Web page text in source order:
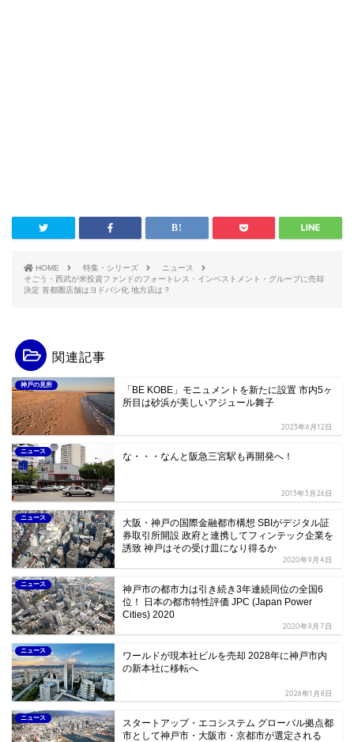
HOME 特集・シリーズ
ニュース
そごう・西武が米投資ファンドのフォートレス・インベストメント・グループに売却
決定 首都圏店舗はヨドバシ化 地方店は？
関連記事
神戸の見所
「BE KOBE」モニュメントを新たに設置 市内5ヶ
所目は砂浜が美しいアジュール舞子
2023年6月12日
ニュース な・・・なんと阪急三宮駅も再開発へ！
2013年3月26日
ニュース
大阪・神戸の国際金融都市構想 SBIがデジタル証
券取引所開設 政府と連携してフィンテック企業を
誘致 神戸はその受け皿になり得るか
2020年9月4日
ニュース
神戸市の都市力は引き続き3年連続同位の全国6
位！ 日本の都市特性評価 JPC (Japan Power
Cities) 2020
2020年9月7日
ニュース
ワールドが現本社ビルを売却 2028年に神戸市内
の新本社に移転へ
2026年1月8日
ニュース
スタートアップ・エコシステム グローバル拠点都
市として神戸市・大阪市・京都市が選定される